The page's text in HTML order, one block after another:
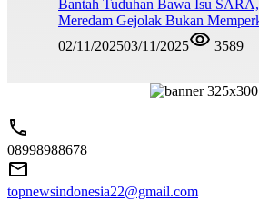
Bantah Tuduhan Bawa Isu
Meredam Gejolak Bukan
02/11/202503/11/2025 3589
08998988678
topnewsindonesia22@gmail.com